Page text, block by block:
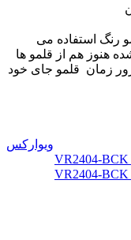
رنگ استفاده می
هنوز هم از قلمو ها
زمان قلمو جای خود
ویوارکس